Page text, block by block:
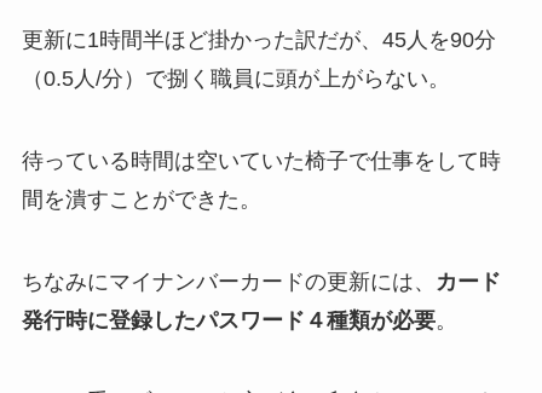
更新に1時間半ほど掛かった訳だが、45人を90分
（0.5人/分）で捌く職員に頭が上がらない。
待っている時間は空いていた椅子で仕事をして時
間を潰すことができた。
ちなみにマイナンバーカードの更新には、
カード
発行時に登録したパスワード４種類が必要。